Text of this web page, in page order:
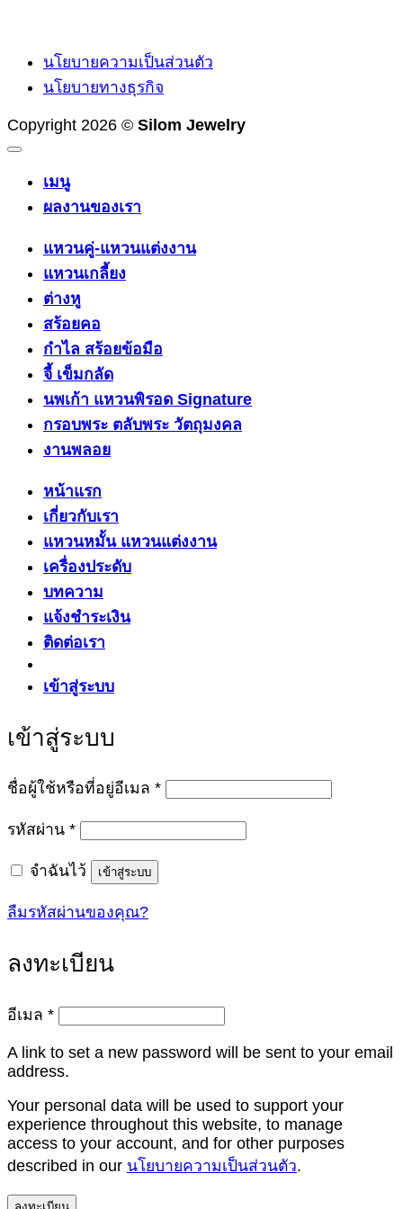
นโยบายความเป็นส่วนตัว
นโยบายทางธุรกิจ
Copyright 2026 © Silom Jewelry
เมนู
ผลงานของเรา
แหวนคู่-แหวนแต่งงาน
แหวนเกลี้ยง
ต่างหู
สร้อยคอ
กำไล สร้อยข้อมือ
จี้ เข็มกลัด
นพเก้า แหวนพิรอด Signature
กรอบพระ ตลับพระ วัตถุมงคล
งานพลอย
หน้าแรก
เกี่ยวกับเรา
แหวนหมั้น แหวนแต่งงาน
เครื่องประดับ
บทความ
แจ้งชำระเงิน
ติดต่อเรา
เข้าสู่ระบบ
เข้าสู่ระบบ
ชื่อผู้ใช้หรือที่อยู่อีเมล *ต้องการ
รหัสผ่าน *ต้องการ
จำฉันไว้ เข้าสู่ระบบ
ลืมรหัสผ่านของคุณ?
ลงทะเบียน
อีเมล *ต้องการ
A link to set a new password will be sent to your email
address.
Your personal data will be used to support your
experience throughout this website, to manage
access to your account, and for other purposes
described in our นโยบายความเป็นส่วนตัว.